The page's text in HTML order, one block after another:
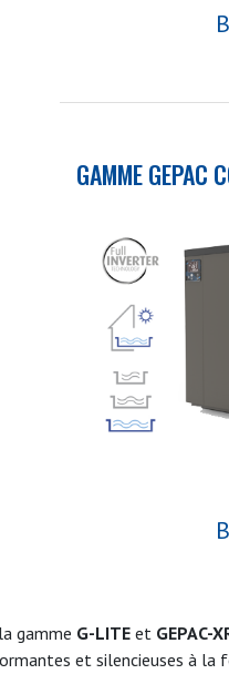
GAMME GEPAC
gamme G-LITE et GEPAC-
et silencieuses à la